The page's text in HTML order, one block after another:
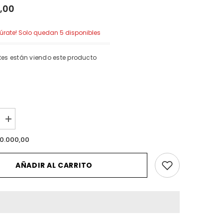
Solo quedan 5 disponibles
están viendo este producto
I18n
Error:
Missing
interpolation
value
&quot;producto&quot;
AÑADIR AL CARRITO